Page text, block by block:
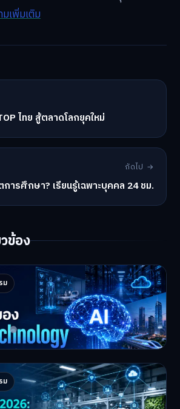
เพิ่มเติม
ไทย สู้ตลาดโลกยุคใหม่
ถัดไป →
ารศึกษา? เรียนรู้เฉพาะบุคคล 24 ชม.
ข้อง
มTechnology ที่กำลังเปลี่ยนโลก
ำล…
2 กรกฎาคม 2026
ม
: 5 เทคโนโลยีอุตสาหกรรมที่